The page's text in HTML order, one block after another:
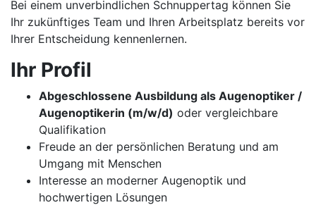
Bei einem unverbindlichen Schnuppertag können Sie
Ihr zukünftiges Team und Ihren Arbeitsplatz bereits vor
Ihrer Entscheidung kennenlernen.
Ihr Profil
Abgeschlossene Ausbildung als Augenoptiker /
Augenoptikerin (m/w/d) oder vergleichbare
Qualifikation
Freude an der persönlichen Beratung und am
Umgang mit Menschen
Interesse an moderner Augenoptik und
hochwertigen Lösungen